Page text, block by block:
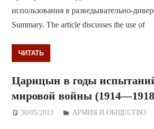
использования в разведывательно-
Summary. The article discusses the use of
ЧИТАТЬ
Царицын в годы
мировой войны (1914—1918
30/05/2013 Дежурный по Редакции
АРМИЯ И ОБЩЕСТВО